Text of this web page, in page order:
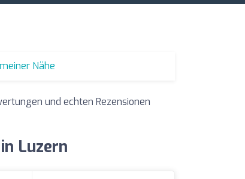
Nähe
und echten Rezensionen
Luzern